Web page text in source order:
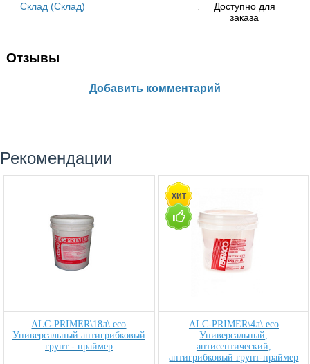
Склад (Склад)
Доступно для
заказа
Отзывы
Добавить комментарий
Рекомендации
ALC-PRIMER\18л\ eco
Универсальный антигрибковый
грунт - праймер
ALC-PRIMER\4л\ eco
Универсальный,
антисептический,
антигрибковый грунт-праймер